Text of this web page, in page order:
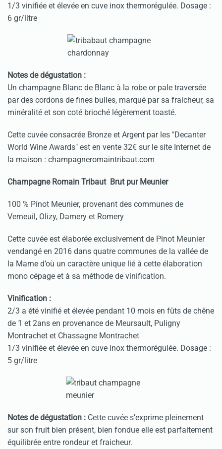
1/3 vinifiée et élevée en cuve inox thermorégulée. Dosage :
6 gr/litre
Notes de dégustation :
Un champagne Blanc de Blanc à la robe or pale traversée
par des cordons de fines bulles, marqué par sa fraicheur, sa
minéralité et son coté brioché légèrement toasté.
Cette cuvée consacrée Bronze et Argent par les "Decanter
World Wine Awards" est en vente 32€ sur le site Internet de
la maison : champagneromaintribaut.com
Champagne Romain Tribaut Brut pur Meunier
100 % Pinot Meunier, provenant des communes de
Verneuil, Olizy, Damery et Romery
Cette cuvée est élaborée exclusivement de Pinot Meunier
vendangé en 2016 dans quatre communes de la vallée de
la Marne d’où un caractère unique lié à cette élaboration
mono cépage et à sa méthode de vinification.
Vinification :
2/3 a été vinifié et élevée pendant 10 mois en fûts de chêne
de 1 et 2ans en provenance de Meursault, Puligny
Montrachet et Chassagne Montrachet
1/3 vinifiée et élevée en cuve inox thermorégulée. Dosage :
5 gr/litre
Notes de dégustation : Cette cuvée s’exprime pleinement
sur son fruit bien présent, bien fondue elle est parfaitement
équilibrée entre rondeur et fraicheur.